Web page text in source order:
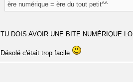
ère numérique = ère du tout petit^^
TU DOIS AVOIR UNE BITE NUMÉRIQUE
Désolé c'était trop facile